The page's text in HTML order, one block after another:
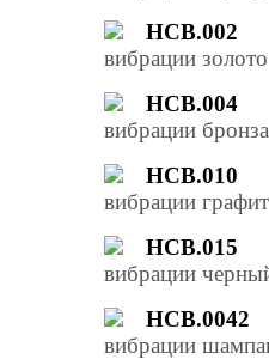
НСВ.002
вибрации золото
НСВ.004
вибрации бронза
НСВ.010
вибрации графит
НСВ.015
вибрации
НСВ.0042
вибрации